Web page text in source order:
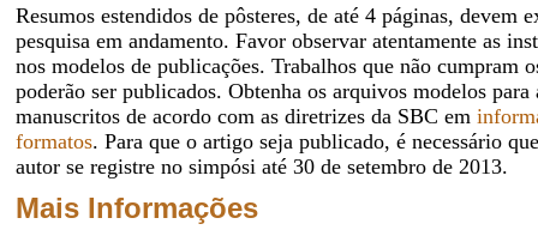
Resumos estendidos de pôsteres, de até 4 páginas, devem
pesquisa em andamento. Favor observar atentamente as
nos modelos de publicações. Trabalhos que não cumpram
poderão ser publicados. Obtenha os arquivos modelos para
manuscritos de acordo com as diretrizes da SBC em
formatos. Para que o artigo seja publicado, é necessário
autor se registre no simpósi até 30 de setembro de 2013.
Mais Informações